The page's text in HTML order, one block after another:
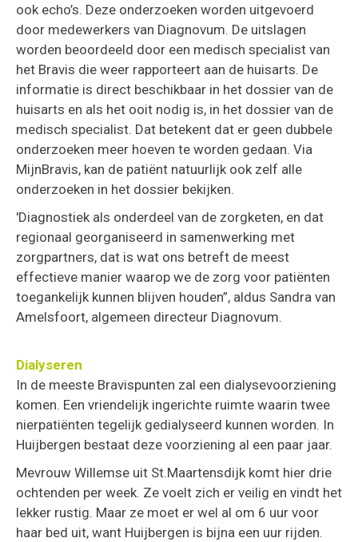
ook echo’s. Deze onderzoeken worden uitgevoerd
door medewerkers van Diagnovum. De uitslagen
worden beoordeeld door een medisch specialist van
het Bravis die weer rapporteert aan de huisarts. De
informatie is direct beschikbaar in het dossier van de
huisarts en als het ooit nodig is, in het dossier van de
medisch specialist. Dat betekent dat er geen dubbele
onderzoeken meer hoeven te worden gedaan. Via
MijnBravis, kan de patiënt natuurlijk ook zelf alle
onderzoeken in het dossier bekijken.
'Diagnostiek als onderdeel van de zorgketen, en dat
regionaal georganiseerd in samenwerking met
zorgpartners, dat is wat ons betreft de meest
effectieve manier waarop we de zorg voor patiënten
toegankelijk kunnen blijven houden”, aldus Sandra van
Amelsfoort, algemeen directeur Diagnovum.
Dialyseren
In de meeste Bravispunten zal een dialysevoorziening
komen. Een vriendelijk ingerichte ruimte waarin twee
nierpatiënten tegelijk gedialyseerd kunnen worden. In
Huijbergen bestaat deze voorziening al een paar jaar.
Mevrouw Willemse uit St.Maartensdijk komt hier drie
ochtenden per week. Ze voelt zich er veilig en vindt het
lekker rustig. Maar ze moet er wel al om 6 uur voor
haar bed uit, want Huijbergen is bijna een uur rijden.